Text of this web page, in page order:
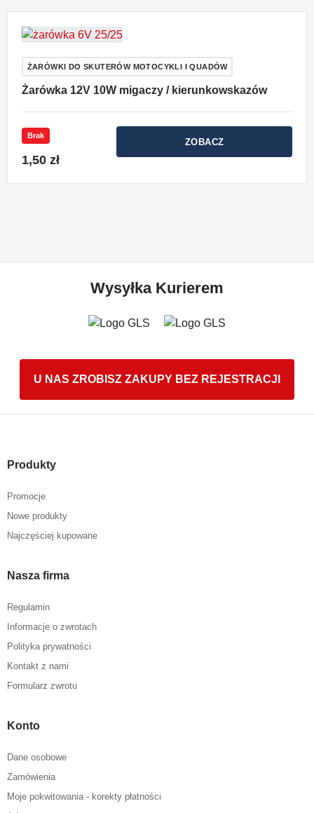
ŻARÓWKI DO SKUTERÓW MOTOCYKLI I QUADÓW
Żarówka 12V 10W migaczy / kierunkowskazów
Brak
1,50 zł
ZOBACZ
Wysyłka Kurierem
U NAS ZROBISZ ZAKUPY BEZ REJESTRACJI
Produkty
Promocje
Nowe produkty
Najczęściej kupowane
Nasza firma
Regulamin
Informacje o zwrotach
Polityka prywatności
Kontakt z nami
Formularz zwrotu
Konto
Dane osobowe
Zamówienia
Moje pokwitowania - korekty płatności